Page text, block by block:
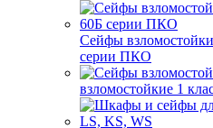
Сейфы
серии ПКО
взломостойкие 1